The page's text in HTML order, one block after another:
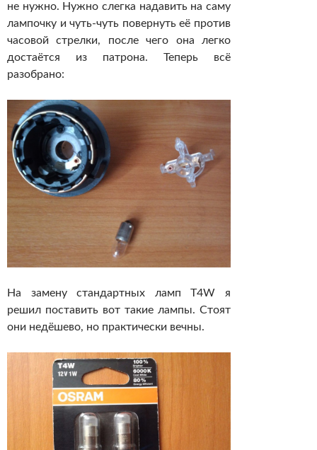
не нужно. Нужно слегка надавить на саму
лампочку и чуть-чуть повернуть её против
часовой стрелки, после чего она легко
достаётся из патрона. Теперь всё
разобрано:
На замену стандартных ламп T4W я
решил поставить вот такие лампы. Стоят
они недёшево, но практически вечны.